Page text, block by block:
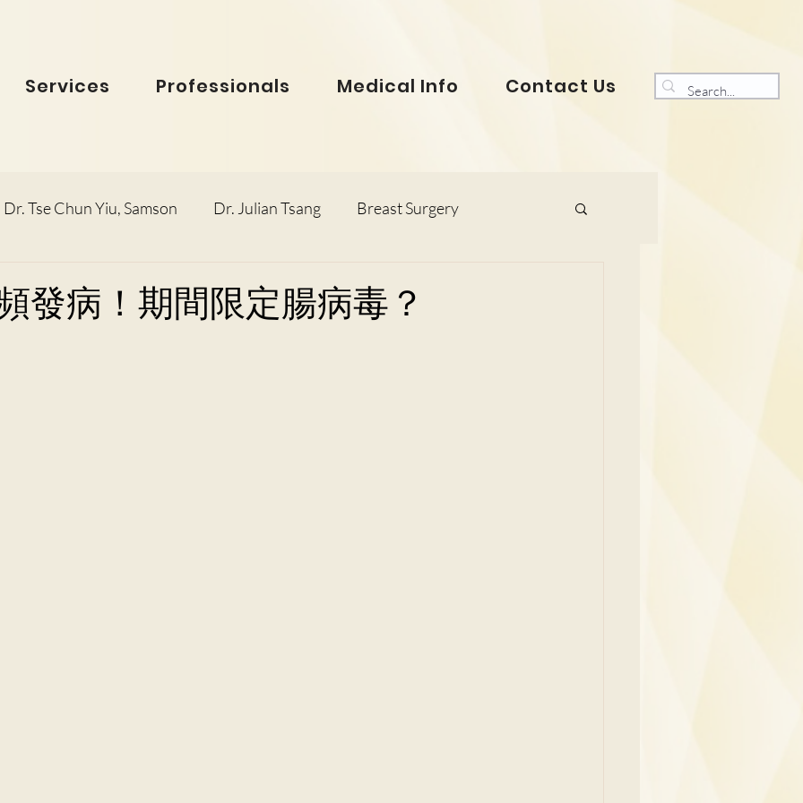
Services Professionals Medical Info Contact Us
Dr. Tse Chun Yiu, Samson Dr. Julian Tsang Breast Surgery
發病！期間限定腸病毒？